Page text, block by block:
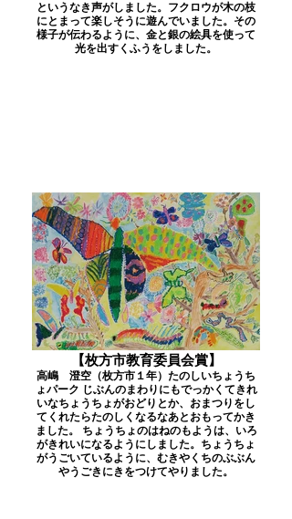
というなき声がしました。フクロウが木の枝
にとまって楽しそうに遊んでいました。その
様子が伝わるように、金と銀の絵具を使って
光を出すくふうをしました。
【枚方市教育委員会賞】
高嶋 澄空（枚方市１年）たのしいちょうち
ょパーク じぶんのまわりにもでっかくてきれ
いなちょうちょがおどりとか、おまつりをし
てくれたらたのしくなるなあとおもってかき
ました。 ちょうちょのはねのもようは、いろ
がきれいになるようにしました。ちょうちょ
がうごいているように、むきやくちのぶぶん
やうごきにきをつけてやりました。